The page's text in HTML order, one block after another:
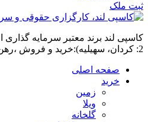
ثبت ملک
2: کردان، سهیلیه):خرید و فروش ،رهن و اجاره
صفحه اصلی
خرید
زمین
ویلا
گلخانه